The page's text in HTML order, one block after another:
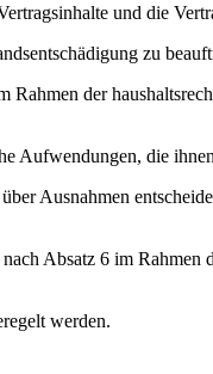
und die
zu
Rahmen der
Aufwendungen, die
Ausnahmen
Absatz 6 im
werden.